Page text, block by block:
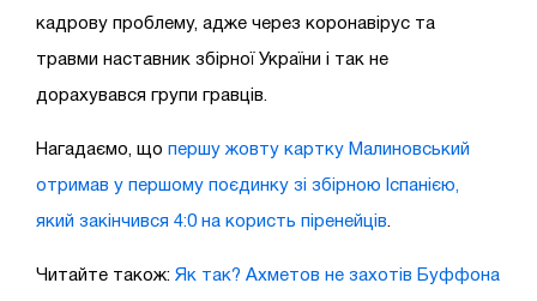
кадрову проблему, адже через коронавірус та
травми наставник збірної України і так не
дорахувався групи гравців.
Нагадаємо, що першу жовту картку Малиновський
отримав у першому поєдинку зі збірною Іспанією,
який закінчився 4:0 на користь піренейців
Читайте також: Як так? Ахметов не захотів Буффона